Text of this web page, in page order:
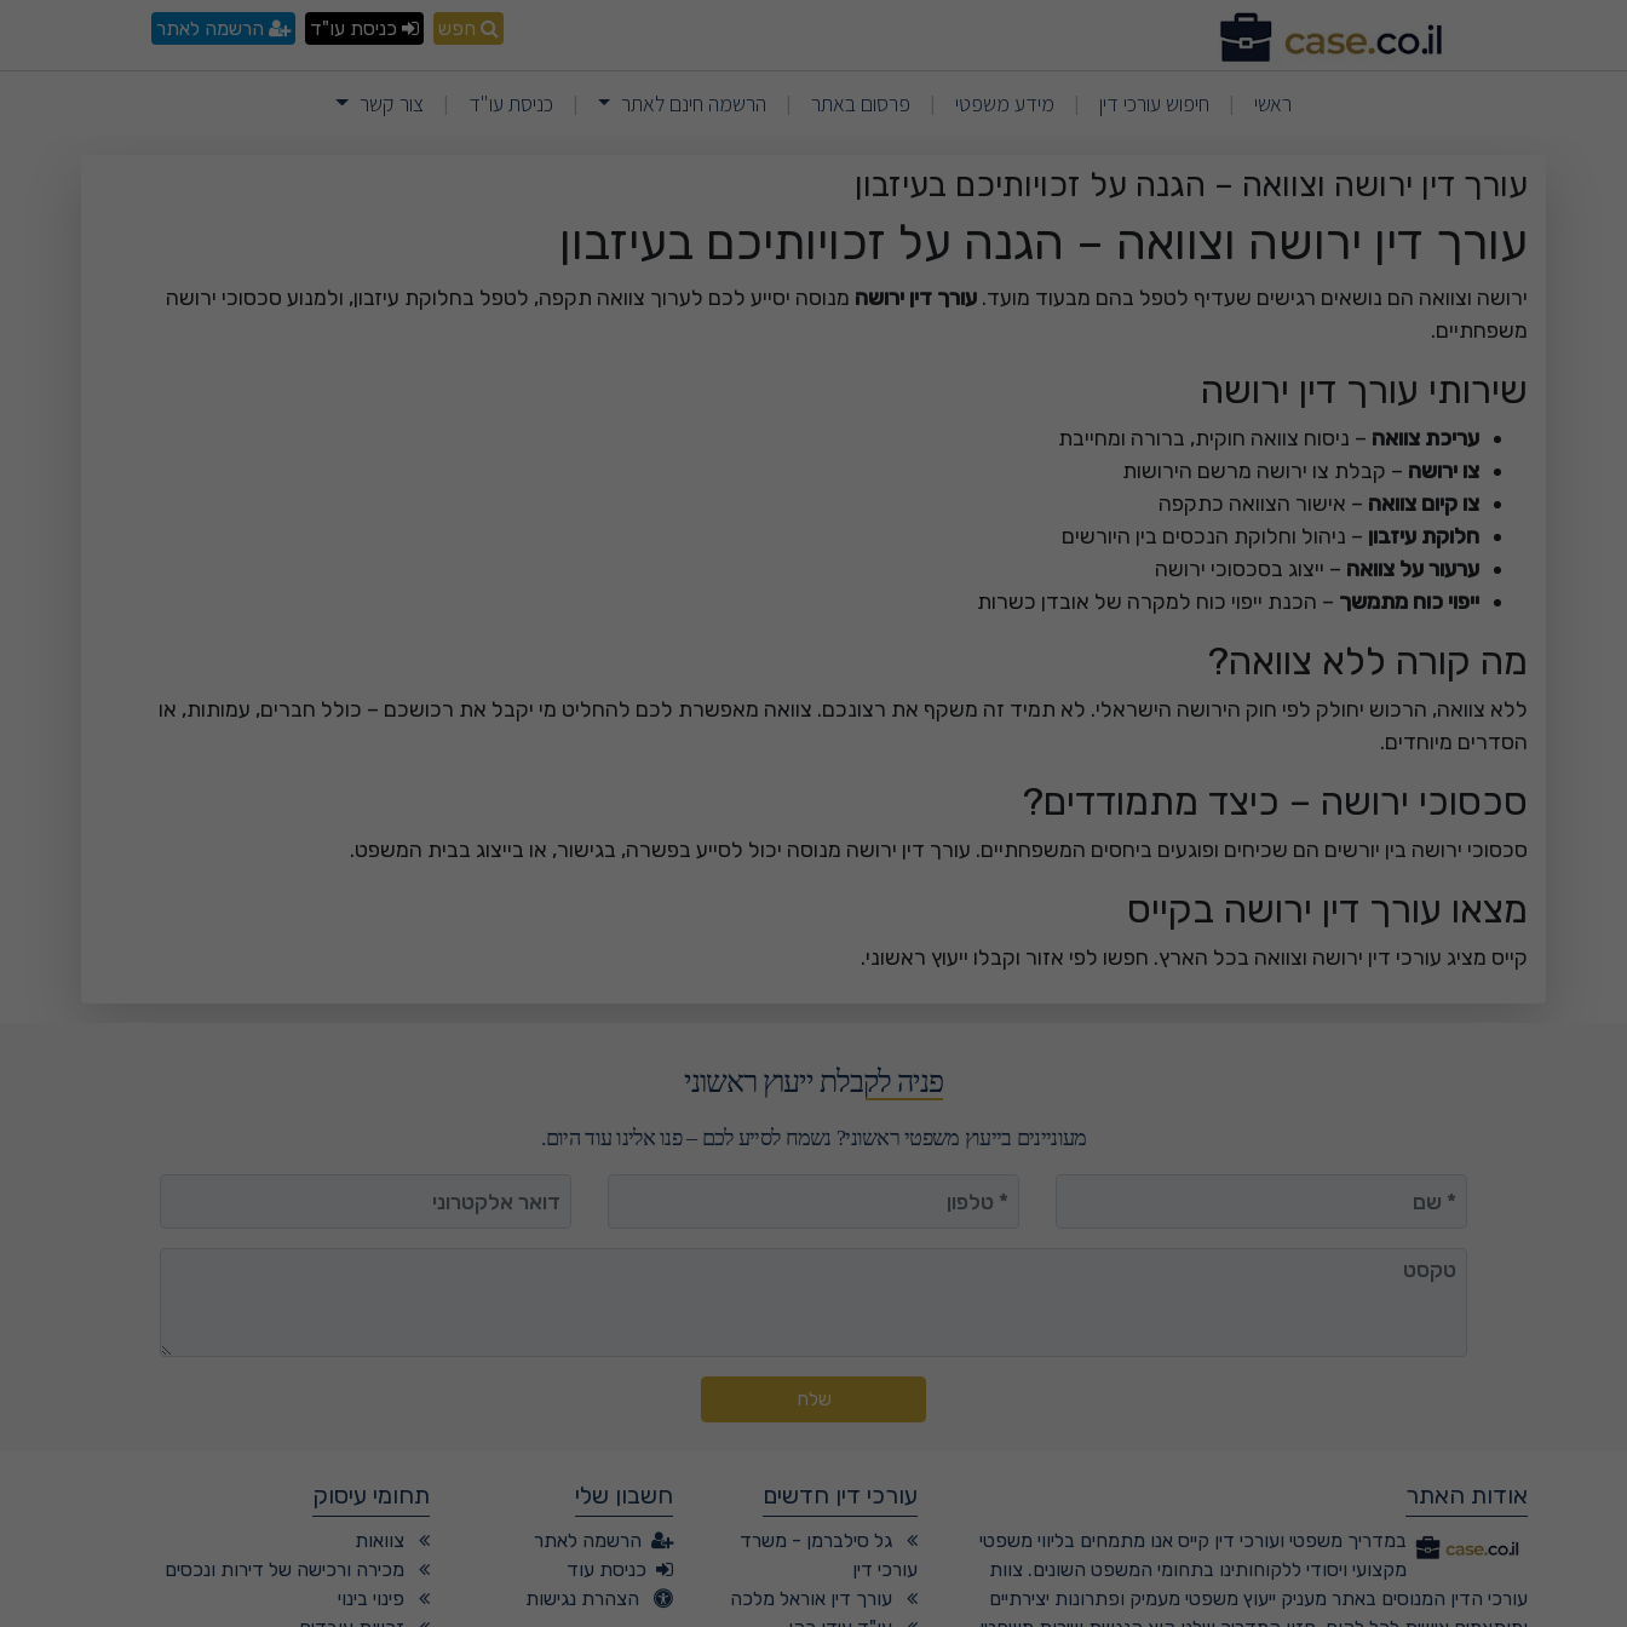
קריאת עמוד תוכן - עורך דין ירושה וצוואה בישראל | קייס – ייעוץ משפטי לירושות
חפש כניסת עו"ד הרשמה לאתר
ראשי | חיפוש עורכי דין | מידע משפטי | פרסום באתר | הרשמה חינם לאתר | כניסת עו"ד | צור קשר
עורך דין ירושה וצוואה – הגנה על זכויותיכם בעיזבון
עורך דין ירושה וצוואה – הגנה על זכויותיכם בעיזבון
ירושה וצוואה הם נושאים רגישים שעדיף לטפל בהם מבעוד מועד.עורך דין ירושה מנוסה יסייע לכם לערוך צוואה תקפה, לטפל בחלוקת עיזבון, ולמנוע סכסוכי ירושה
משפחתיים.
שירותי עורך דין ירושה
עריכת צוואה – ניסוח צוואה חוקית, ברורה ומחייבת
צו ירושה – קבלת צו ירושה מרשם הירושות
צו קיום צוואה – אישור הצוואה כתקפה
חלוקת עיזבון – ניהול וחלוקת הנכסים בין היורשים
ערעור על צוואה – ייצוג בסכסוכי ירושה
ייפוי כוח מתמשך – הכנת ייפוי כוח למקרה של אובדן כשרות
מה קורה ללא צוואה?
ללא צוואה, הרכוש יחולק לפי חוק הירושה הישראלי. לא תמיד זה משקף את רצונכם. צוואה מאפשרת לכם להחליט מי יקבל את רכושכם – כולל חברים, עמותות, או
הסדרים מיוחדים.
סכסוכי ירושה – כיצד מתמודדים?
סכסוכי ירושה בין יורשים הם שכיחים ופוגעים ביחסים המשפחתיים. עורך דין ירושה מנוסה יכול לסייע בפשרה, בגישור, או בייצוג בבית המשפט.
מצאו עורך דין ירושה בקייס
קייס מציג עורכי דין ירושה וצוואה בכל הארץ. חפשו לפי אזור וקבלו ייעוץ ראשוני.
פניה לקבלת ייעוץ ראשוני
מעוניינים בייעוץ משפטי ראשוני? נשמח לסייע לכם – פנו אלינו עוד היום.
טקסט
שלח
אודות האתר
במדריך משפטי ועורכי דין קייס אנו מתמחים בליווי משפטי
מקצועי ויסודי ללקוחותינו בתחומי המשפט השונים. צוות
עורכי הדין המנוסים באתר מעניק ייעוץ משפטי מעמיק ופתרונות יצירתיים
עורכי דין חדשים
גל סילברמן - משרד
עורכי דין
עורך דין אוראל מלכה
חשבון שלי
הרשמה לאתר
כניסת עוד
הצהרת נגישות
תחומי עיסוק
צוואות
מכירה ורכישה של דירות ונכסים
פינוי בינוי